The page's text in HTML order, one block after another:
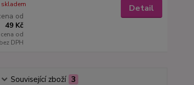
od
49 Kč
cena od
bez DPH
skladem Detail
Související zboží 3